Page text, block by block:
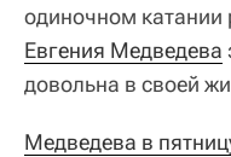
одиночном катании
Евгения Медведева
довольна в своей
Медведева в